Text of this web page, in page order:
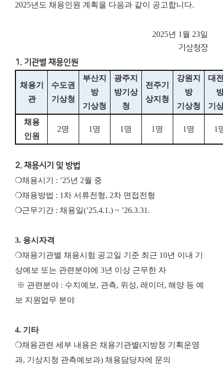
2025년도 채용인원 계획을 다음과 같이 공고합니다.
2025년 1월 23일
기상청장
1. 기관별 채용인원
채용기
관
수도권
기상청
부산지
방
기상청
광주지
방기상
청
전주기
상지청
강원지
방
기상청
대
기
채용
인원
2명 1 명 1 명 1 명 1 명 1
2. 채용시기 및 방법
❍채용시기 : ’25년 2월 중
❍채용방법 : 1차 서류전형, 2차 면접전형
❍근무기간 : 채용일(’25.4.1.) ~ ’26.3.31.
3. 응시자격
❍채용기관별 채용시험 공고일 기준 최근 10년 이내 기
상예보 또는 관련분야에 3년 이상 근무한 자
※ 관련분야 : 수치예보, 관측, 위성, 레이더, 해양 등 예
보 지원업무 분야
4. 기타
❍채용관련 세부 내용은 채용기관별(지방청 기획운영
과, 기상지청 관측예보과) 채용담당자에 문의